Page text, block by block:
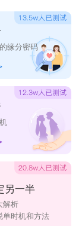
缘分密码
另一半
解析
单时机和方法